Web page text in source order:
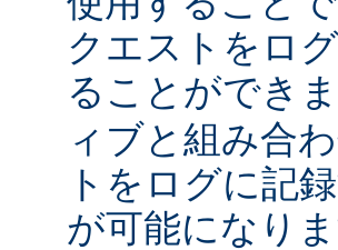
クエストをロ
ることができ
ィブと組み合
トをログに記
が可能になり